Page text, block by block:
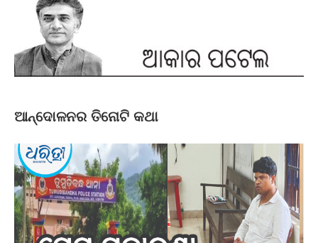
ଆନ୍ଦୋଳନର ତିନୋଟି କଥା